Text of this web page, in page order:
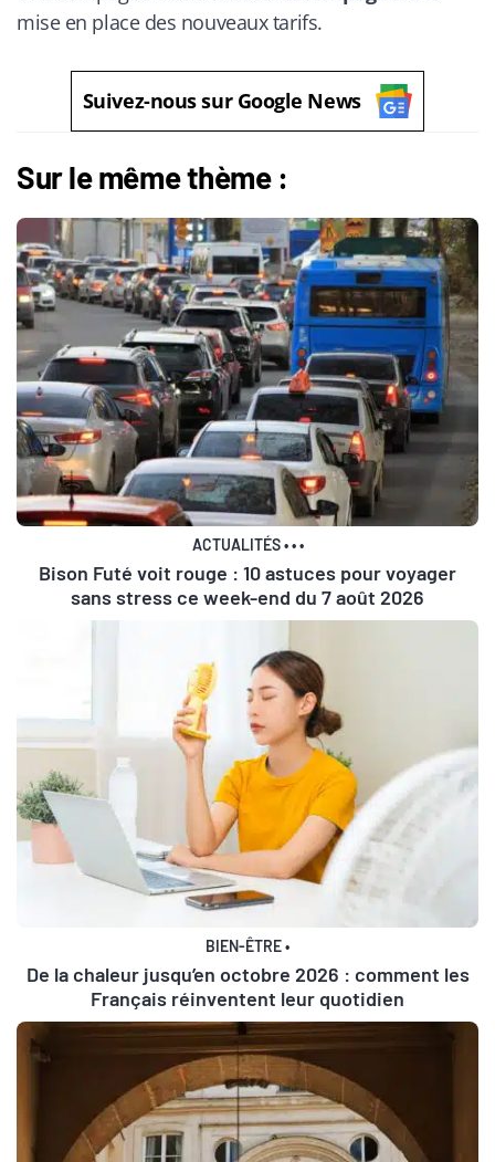
mise en place des nouveaux tarifs.
Suivez-nous sur Google News
Sur le même thème :
ACTUALITÉS•••
Bison Futé voit rouge : 10 astuces pour voyager
sans stress ce week-end du 7 août 2026
BIEN-ÊTRE•
De la chaleur jusqu’en octobre 2026 : comment les
Français réinventent leur quotidien